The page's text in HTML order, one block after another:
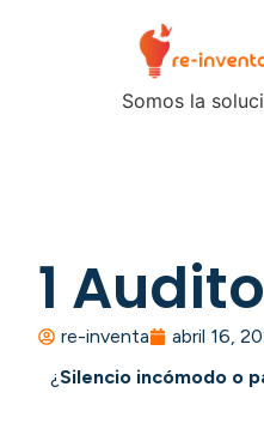
Somos la
1
re-inventa abril 16,
¿Silencio incómodo o